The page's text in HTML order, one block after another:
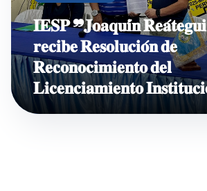
𝐈𝐄𝐒𝐏 ❞𝐉𝐨𝐚𝐪𝐮𝐢́𝐧
𝐫𝐞𝐜𝐢𝐛𝐞 𝐑𝐞𝐬𝐨𝐥𝐮𝐜𝐢𝐨́𝐧 𝐝𝐞
𝐑𝐞𝐜𝐨𝐧𝐨𝐜𝐢𝐦𝐢𝐞𝐧𝐭𝐨 𝐝𝐞𝐥
𝐋𝐢𝐜𝐞𝐧𝐜𝐢𝐚𝐦𝐢𝐞𝐧𝐭𝐨